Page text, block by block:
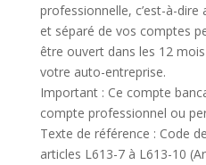
professionnelle, c’est-à-
et séparé de vos comptes
être ouvert dans les 12
votre auto-entreprise.
Important : Ce compte
compte professionnel ou
Texte de référence : Code
articles L613-7 à L613-10